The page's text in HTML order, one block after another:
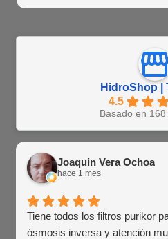
HidroShop |
4.5
Basado en
Joaquin Vera Ochoa
hace 1 mes
Tiene todos los filtros purikor
ósmosis inversa y atención